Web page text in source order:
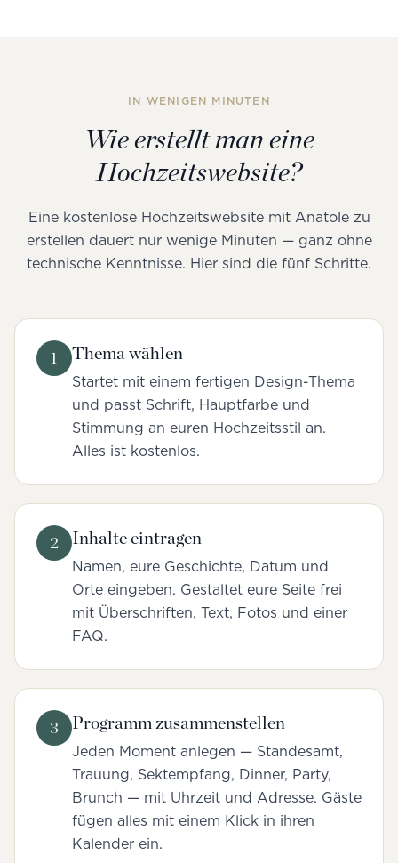
IN WENIGEN MINUTEN
Wie erstellt man eine
Hochzeitswebsite?
Eine kostenlose Hochzeitswebsite mit Anatole zu
erstellen dauert nur wenige Minuten — ganz ohne
technische Kenntnisse. Hier sind die fünf Schritte.
1 Thema wählen
Startet mit einem fertigen Design-Thema
und passt Schrift, Hauptfarbe und
Stimmung an euren Hochzeitsstil an.
Alles ist kostenlos.
2 Inhalte eintragen
Namen, eure Geschichte, Datum und
Orte eingeben. Gestaltet eure Seite frei
mit Überschriften, Text, Fotos und einer
FAQ.
3 Programm zusammenstellen
Jeden Moment anlegen — Standesamt,
Trauung, Sektempfang, Dinner, Party,
Brunch — mit Uhrzeit und Adresse. Gäste
fügen alles mit einem Klick in ihren
Kalender ein.